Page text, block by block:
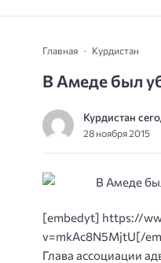
Главная Курдистан
В Амеде был
Курдистан
28 ноября 2015
[embedyt] https://
v=mkAc8N5MjtU[/
Глава ассоциации